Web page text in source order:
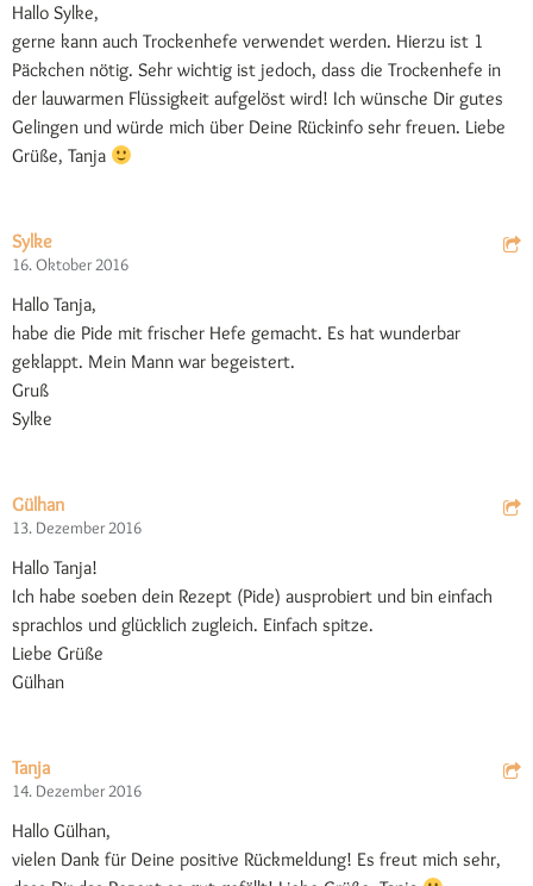
Hallo Sylke,
gerne kann auch Trockenhefe verwendet werden. Hierzu ist 1
Päckchen nötig. Sehr wichtig ist jedoch, dass die Trockenhefe in
der lauwarmen Flüssigkeit aufgelöst wird! Ich wünsche Dir gutes
Gelingen und würde mich über Deine Rückinfo sehr freuen. Liebe
Grüße, Tanja
Sylke
16. Oktober 2016
Hallo Tanja,
habe die Pide mit frischer Hefe gemacht. Es hat wunderbar
geklappt. Mein Mann war begeistert.
Gruß
Sylke
Gülhan
13. Dezember 2016
Hallo Tanja!
Ich habe soeben dein Rezept (Pide) ausprobiert und bin einfach
sprachlos und glücklich zugleich. Einfach spitze.
Liebe Grüße
Gülhan
Tanja
14. Dezember 2016
Hallo Gülhan,
vielen Dank für Deine positive Rückmeldung! Es freut mich sehr,